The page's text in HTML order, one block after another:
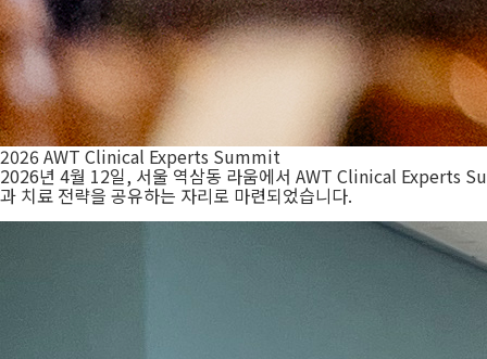
2026 AWT Clinical Experts Summit
2026년 4월 12일, 서울 역삼동 라움에서 AWT Clinical Experts
과 치료 전략을 공유하는 자리로 마련되었습니다.